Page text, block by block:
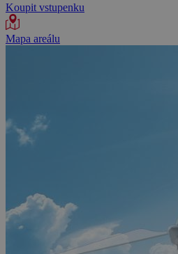
Koupit vstupenku
Mapa areálu